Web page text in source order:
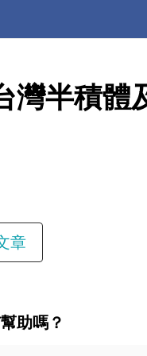
灣半積體
章
助嗎？